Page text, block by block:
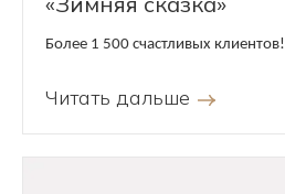
Более 1 500 счастливых клиентов!
Читать дальше